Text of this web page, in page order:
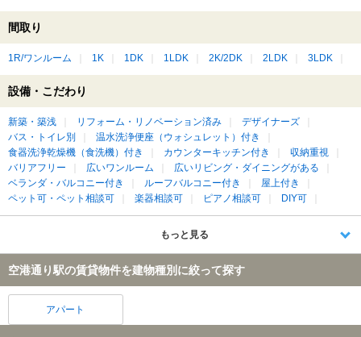
間取り
1R/ワンルーム 1K 1DK 1LDK 2K/2DK 2LDK 3LDK
設備・こだわり
新築・築浅 リフォーム・リノベーション済み
デザイナーズ
バス・トイレ別
温水洗浄便座（ウォシュレット）付き
食器洗浄乾燥機（食洗機）付き
カウンターキッチン付き
収納重視
バリアフリー
広いワンルーム
広いリビング・ダイニングがある
ベランダ・バルコニー付き
ルーフバルコニー付き
屋上付き
ペット可・ペット相談可
楽器相談可 ピアノ相談可 DIY可
もっと見る
空港通り駅の賃貸物件を建物種別に絞って探す
アパート